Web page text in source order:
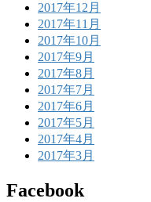
2017年12月
2017年11月
2017年10月
2017年9月
2017年8月
2017年7月
2017年6月
2017年5月
2017年4月
2017年3月
Facebook